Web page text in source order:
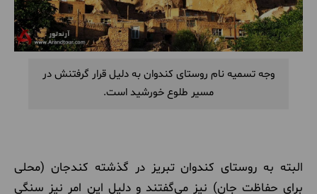
وجه تسمیه نام روستای کندوان به دلیل قرار گرفتنش در
مسیر طلوع خورشید است.
البته به روستای کندوان تبریز در گذشته کندجان (محلی
برای حفاظت جان) نیز می‌گفتند و دلیل این امر نیز سنگی